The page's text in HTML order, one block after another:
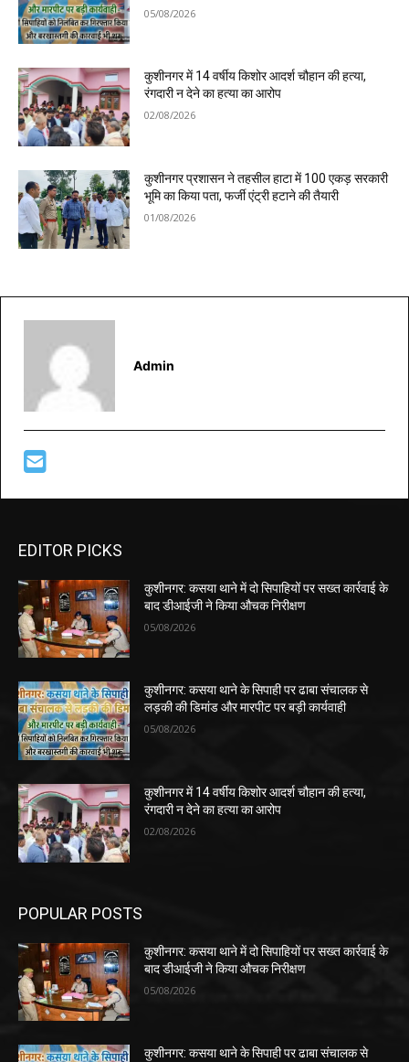
05/08/2026
कुशीनगर में 14 वर्षीय किशोर आदर्श चौहान की हत्या,
रंगदारी न देने का हत्या का आरोप
02/08/2026
कुशीनगर प्रशासन ने तहसील हाटा में 100 एकड़ सरकारी
भूमि का किया पता, फर्जी एंट्री हटाने की तैयारी
01/08/2026
Admin
EDITOR PICKS
कुशीनगर: कसया थाने में दो सिपाहियों पर सख्त कार्रवाई के
बाद डीआईजी ने किया औचक निरीक्षण
05/08/2026
कुशीनगर: कसया थाने के सिपाही पर ढाबा संचालक से
लड़की की डिमांड और मारपीट पर बड़ी कार्यवाही
05/08/2026
कुशीनगर में 14 वर्षीय किशोर आदर्श चौहान की हत्या,
रंगदारी न देने का हत्या का आरोप
02/08/2026
POPULAR POSTS
कुशीनगर: कसया थाने में दो सिपाहियों पर सख्त कार्रवाई के
बाद डीआईजी ने किया औचक निरीक्षण
05/08/2026
कुशीनगर: कसया थाने के सिपाही पर ढाबा संचालक से